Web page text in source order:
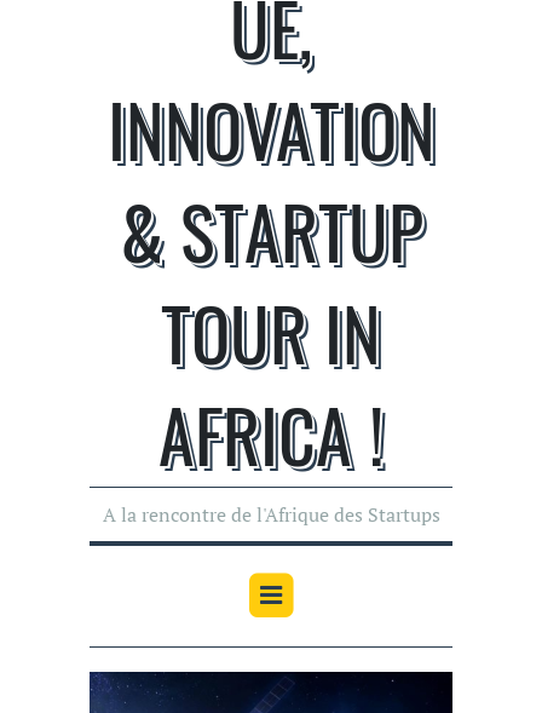
UE,
INNOVATION
& STARTUP
TOUR IN
AFRICA !
A la rencontre de l'Afrique des Startups